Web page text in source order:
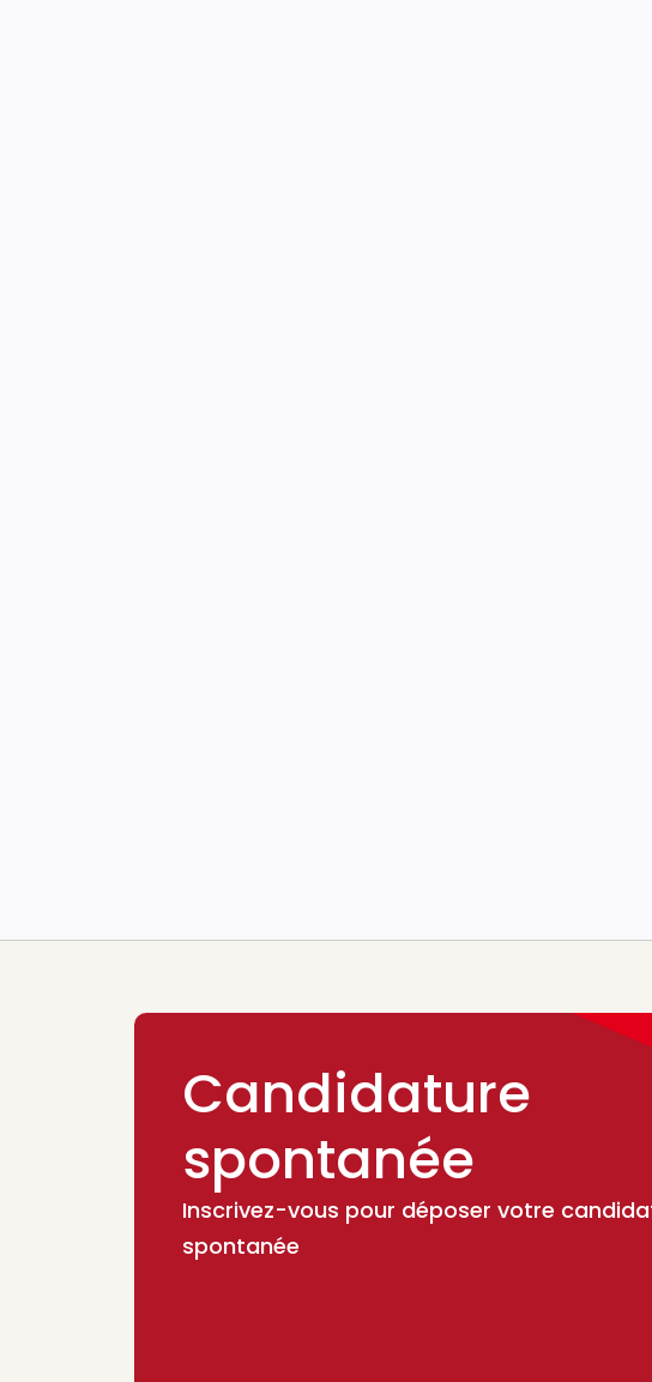
Candidature
spontanée
Inscrivez-vous pour déposer votre
spontanée